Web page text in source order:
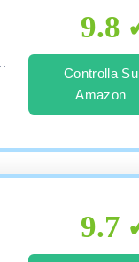
9.8
Controlla Su
Amazon
9.7